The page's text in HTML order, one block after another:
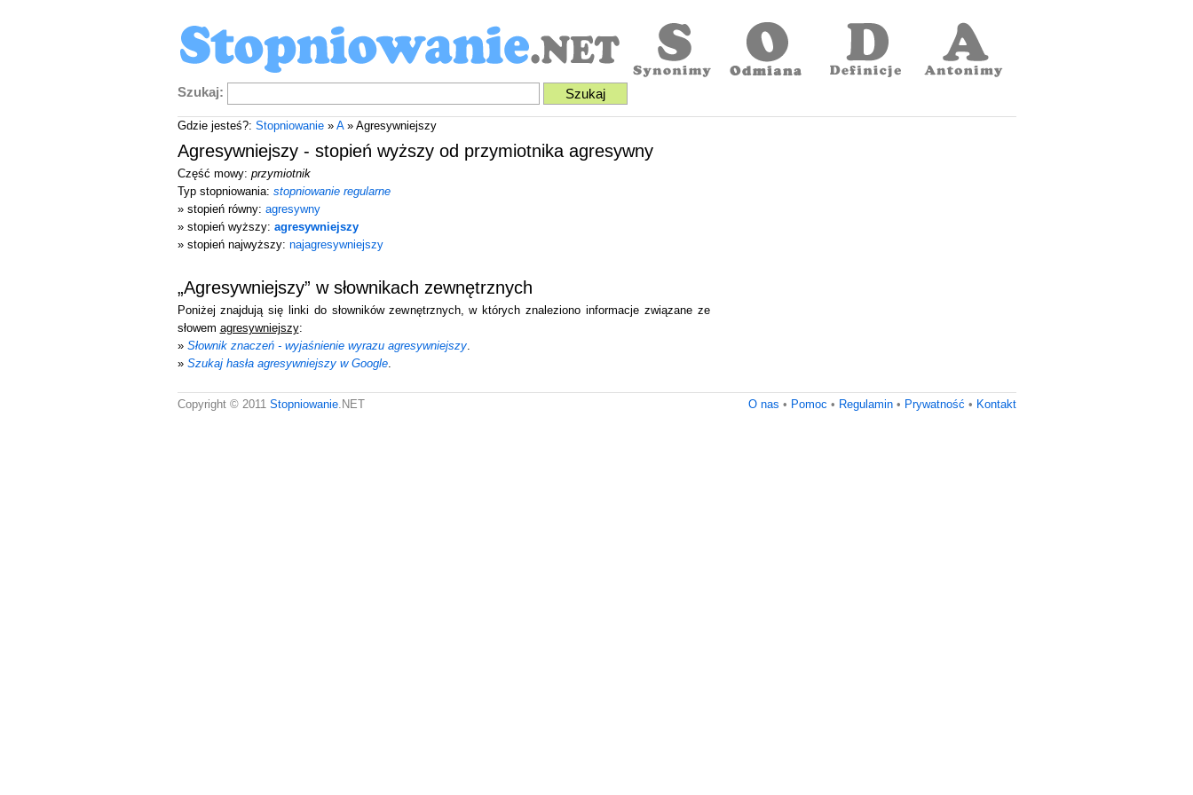
Szukaj:
Gdzie jesteś?: Stopniowanie» A» Agresywniejszy
Agresywniejszy - stopień wyższy od przymiotnika agresywny
Część mowy: przymiotnik
Typ stopniowania: stopniowanie regularne
» stopień równy: agresywny
» stopień wyższy: agresywniejszy
» stopień najwyższy: najagresywniejszy
„Agresywniejszy” w słownikach zewnętrznych
Poniżej znajdują się linki do słowników zewnętrznych, w których znaleziono informacje związane ze
słowem agresywniejszy:
» Słownik znaczeń - wyjaśnienie wyrazu agresywniejszy.
» Szukaj hasła agresywniejszy w Google.
O nas • Pomoc • Regulamin• Prywatność • Kontakt
Copyright © 2011 Stopniowanie.NET